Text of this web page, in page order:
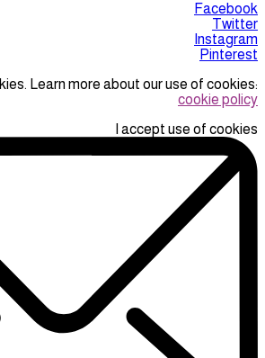
Facebook
Twitter
Instagram
Pinterest
Learn more about our use of cookies:
cookie policy
I accept use of cookies